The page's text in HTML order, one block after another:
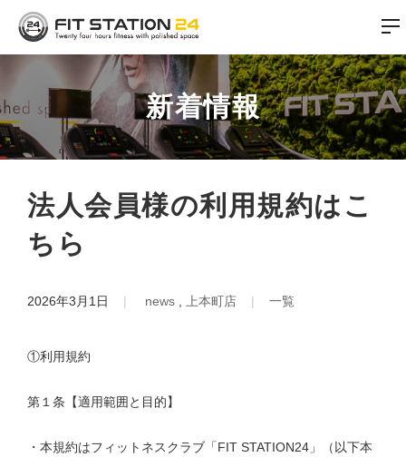
新着情報
法人会員様の利用規約はこ
ちら
2026年3月1日 news 上本町店 一覧
①利用規約
第１条【適用範囲と目的】
・本規約はフィットネスクラブ「FIT STATION24」（以下本